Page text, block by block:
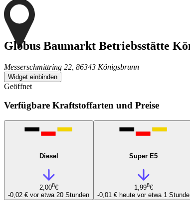
Globus Baumarkt Betriebsstätte
Messerschmittring 22, 86343 Königsbrunn
Widget einbinden
Geöffnet
Verfügbare Kraftstoffarten und Preise
Diesel
2,008€
-0,02 € vor etwa 20 Stunden
Super E5
1,998€
-0,01 € heute vor etwa 1 Stunde